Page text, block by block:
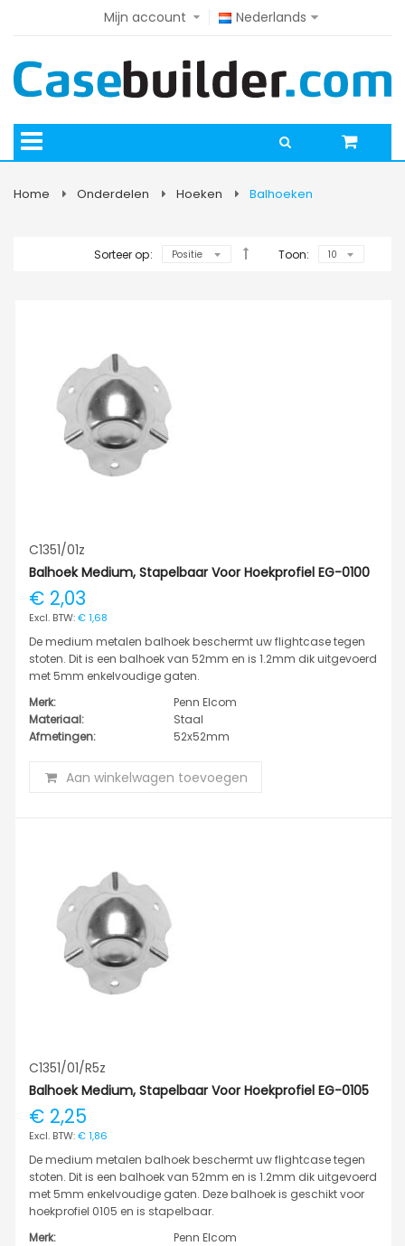
Nederlands
Mijn account
Home Onderdelen Hoeken Balhoeken
Sorteer op: Toon:
C1351/01z
Balhoek Medium, Stapelbaar Voor Hoekprofiel EG-0100
€ 2,03
€ 1,68
De medium metalen balhoek beschermt uw flightcase tegen
stoten. Dit is een balhoek van 52mm en is 1.2mm dik uitgevoerd
met 5mm enkelvoudige gaten.
Merk:
Penn Elcom
Materiaal:
Staal
Afmetingen:
52x52mm
Aan winkelwagen toevoegen
C1351/01/R5z
Balhoek Medium, Stapelbaar Voor Hoekprofiel EG-0105
€ 2,25
€ 1,86
De medium metalen balhoek beschermt uw flightcase tegen
stoten. Dit is een balhoek van 52mm en is 1.2mm dik uitgevoerd
met 5mm enkelvoudige gaten. Deze balhoek is geschikt voor
hoekprofiel 0105 en is stapelbaar.
Merk:
Penn Elcom